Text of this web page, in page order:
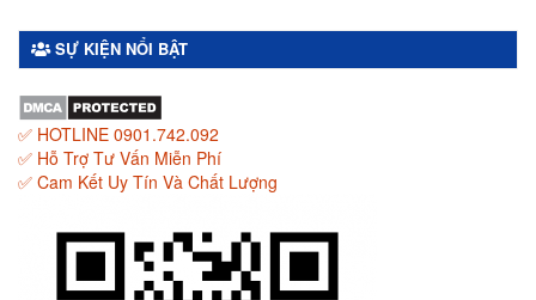
SỰ KIỆN NỔI BẬT
✅ HOTLINE 0901.742.092
✅ Hỗ Trợ Tư Vấn Miễn Phí
✅ Cam Kết Uy Tín Và Chất Lượng